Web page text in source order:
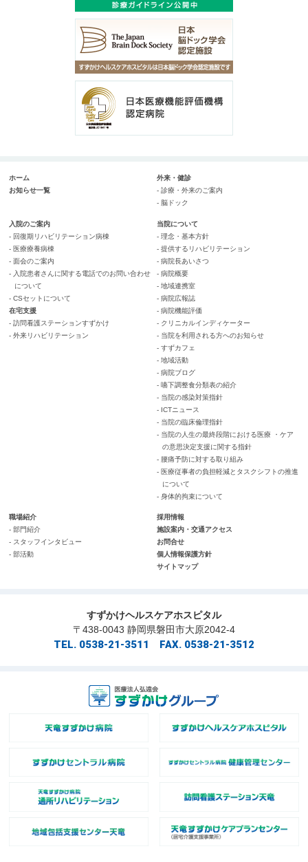
ホーム
お知らせ一覧
外来・健診
- 診療・外来のご案内
- 脳ドック
入院のご案内
- 回復期リハビリテーション病棟
- 医療療養病棟
- 面会のご案内
- 入院患者さんに関する電話でのお問い合わせ
について
- CSセットについて
在宅支援
- 訪問看護ステーションすずかけ
- 外来リハビリテーション
当院について
- 理念・基本方針
- 提供するリハビリテーション
- 病院長あいさつ
- 病院概要
- 地域連携室
- 病院広報誌
- 病院機能評価
- クリニカルインディケーター
- 当院を利用される方へのお知らせ
- すずカフェ
- 地域活動
- 病院ブログ
- 嚥下調整食分類表の紹介
- 当院の感染対策指針
- ICTニュース
- 当院の臨床倫理指針
- 当院の人生の最終段階における医療 ・ケア
の意思決定支援に関する指針
- 腰痛予防に対する取り組み
- 医療従事者の負担軽減とタスクシフトの推進
について
- 身体的拘束について
職場紹介
- 部門紹介
- スタッフインタビュー
- 部活動
採用情報
施設案内・交通アクセス
お問合せ
個人情報保護方針
サイトマップ
すずかけヘルスケアホスピタル
〒438-0043 静岡県磐田市大原2042-4
TEL. 0538-21-3511 FAX. 0538-21-3512